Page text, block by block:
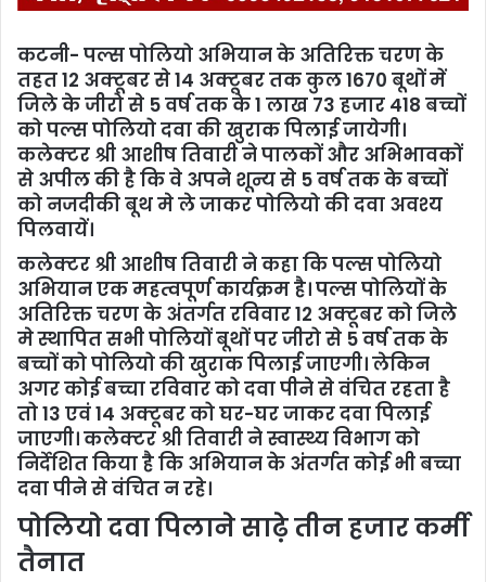
कटनी- पल्स पोलियो अभियान के अतिरिक्त चरण के
तहत 12 अक्टूबर से 14 अक्टूबर तक कुल 1670 बूथों में
जिले के जीरो से 5 वर्ष तक के 1 लाख 73 हजार 418 बच्चों
को पल्स पोलियो दवा की खुराक पिलाई जायेगी।
कलेक्टर श्री आशीष तिवारी ने पालकों और अभिभावकों
से अपील की है कि वे अपने शून्य से 5 वर्ष तक के बच्चों
को नजदीकी बूथ मे ले जाकर पोलियो की दवा अवश्य
पिलवायें।
कलेक्टर श्री आशीष तिवारी ने कहा कि पल्स पोलियो
अभियान एक महत्वपूर्ण कार्यक्रम है। पल्स पोलियों के
अतिरिक्त चरण के अंतर्गत रविवार 12 अक्टूबर को जिले
मे स्थापित सभी पोलियों बूथों पर जीरो से 5 वर्ष तक के
बच्चों को पोलियो की खुराक पिलाई जाएगी। लेकिन
अगर कोई बच्चा रविवार को दवा पीने से वंचित रहता है
तो 13 एवं 14 अक्टूबर को घर-घर जाकर दवा पिलाई
जाएगी। कलेक्टर श्री तिवारी ने स्वास्थ्य विभाग को
निर्देशित किया है कि अभियान के अंतर्गत कोई भी बच्चा
दवा पीने से वंचित न रहे।
पोलियो दवा पिलाने साढ़े तीन हजार कर्मी
तैनात